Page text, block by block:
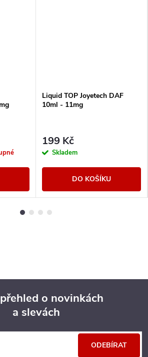
Liquid TOP Joyetech DAF
10ml - 11mg
199 Kč
Skladem
DO KOŠÍKU
o novinkách
a slevách
ODEBÍRAT